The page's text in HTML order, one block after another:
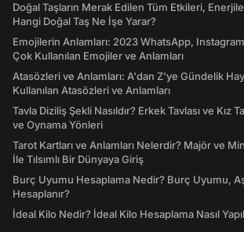
Doğal Taşların Merak Edilen Tüm Etkileri,
Hangi Doğal Taş Ne İşe Yarar?
Emojilerin Anlamları: 2023 WhatsApp,
Çok Kullanılan Emojiler ve Anlamları
Atasözleri ve Anlamları: A'dan Z'ye Gündelik
Kullanılan Atasözleri ve Anlamları
Tavla Diziliş Şekli Nasıldır? Erkek Tavlası ve Kız
ve Oynama Yönleri
Tarot Kartları ve Anlamları Nelerdir? Majör ve
İle Tılsımlı Bir Dünyaya Giriş
Burç Uyumu Hesaplama Nedir? Burç Uyumu,
Hesaplanır?
İdeal Kilo Nedir? İdeal Kilo Hesaplama Nasıl